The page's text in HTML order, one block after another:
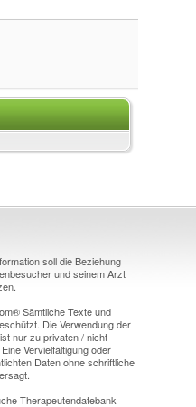
soll die Beziehung
und seinem Arzt
Sämtliche Texte und
Die Verwendung der
nur zu privaten / nicht
Vervielfältigung oder
Daten ohne schriftliche
Therapeutendatebank